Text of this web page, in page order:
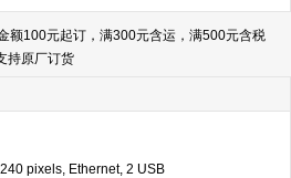
额100元起订，满300元含运，满500元含税
持原厂订货
pixels, Ethernet, 2 USB